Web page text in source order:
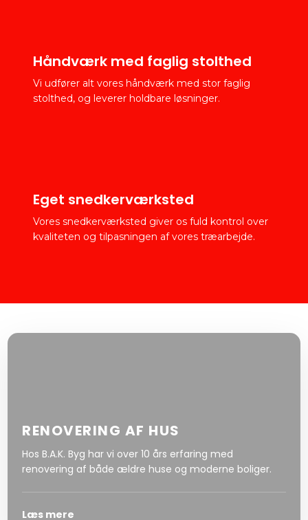
Håndværk med faglig stolthed
Vi udfører alt vores håndværk med stor faglig
stolthed, og leverer holdbare løsninger.
Eget snedkerværksted
Vores snedkerværksted giver os fuld kontrol over
kvaliteten og tilpasningen af vores træarbejde.
RENOVERING AF HUS
Hos B.A.K. Byg har vi over 10 års erfaring med
renovering af både ældre huse og moderne boliger.
Læs mere